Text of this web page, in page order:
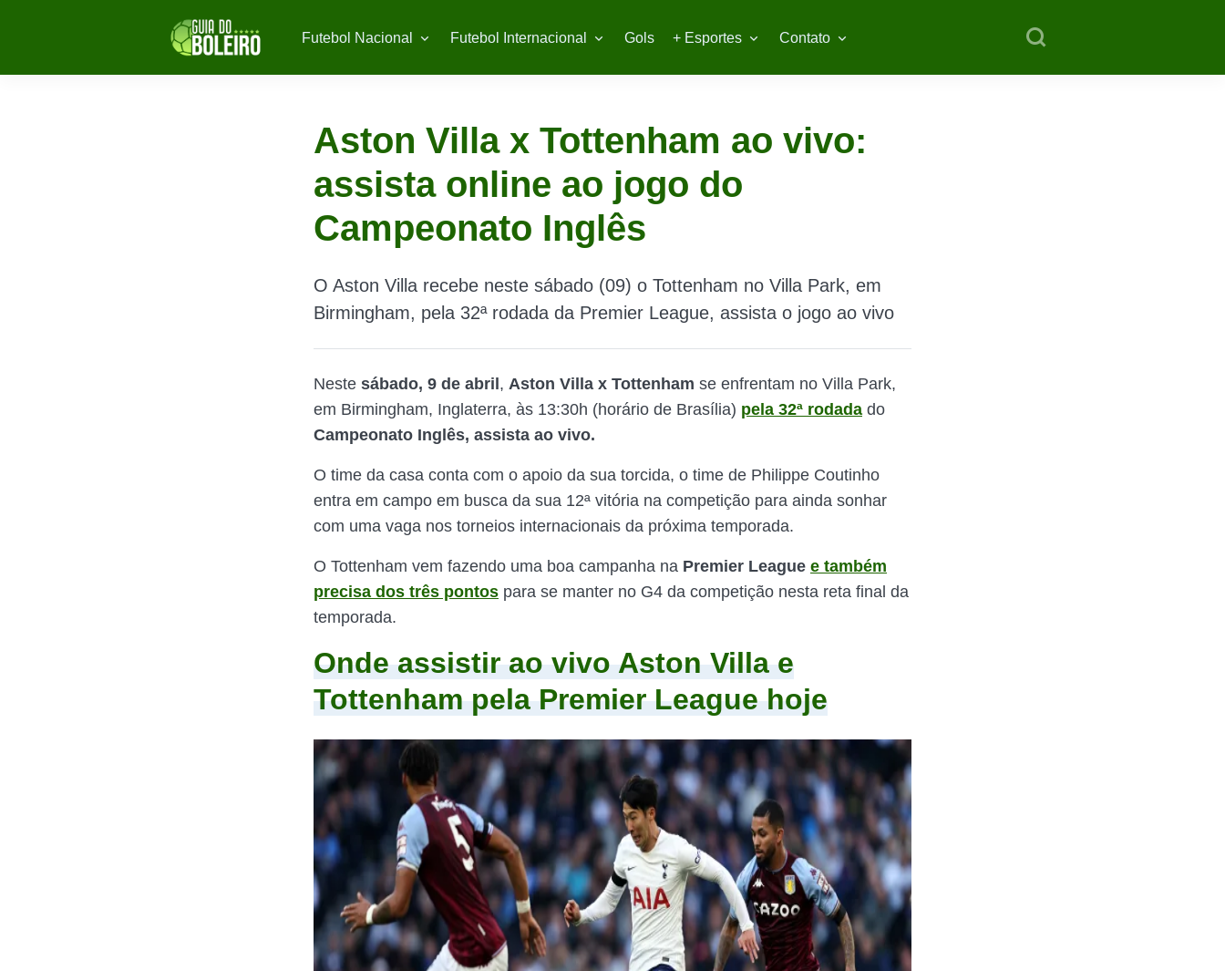
Futebol Nacional Futebol Internacional Gols + Esportes Contato
Aston Villa x Tottenham ao vivo:
assista online ao jogo do
Campeonato Inglês
O Aston Villa recebe neste sábado (09) o Tottenham no Villa Park, em
Birmingham, pela 32ª rodada da Premier League, assista o jogo ao vivo
Neste sábado, 9 de abril , Aston Villa x Tottenham se enfrentam no Villa Park,
em Birmingham, Inglaterra, às 13:30h (horário de Brasília) pela 32ª rodada do
Campeonato Inglês, assista ao vivo.
O time da casa conta com o apoio da sua torcida, o time de Philippe Coutinho
entra em campo em busca da sua 12ª vitória na competição para ainda sonhar
com uma vaga nos torneios internacionais da próxima temporada.
O Tottenham vem fazendo uma boa campanha na Premier League e também
precisa dos três pontos para se manter no G4 da competição nesta reta final da
temporada.
Onde assistir ao vivo Aston Villa e
Tottenham pela Premier League hoje